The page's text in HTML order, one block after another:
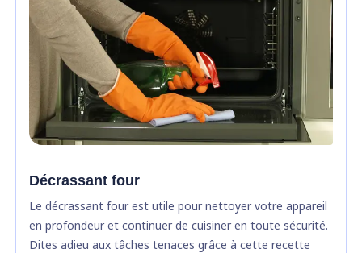
Décrassant four
Le décrassant four est utile pour nettoyer votre appareil
en profondeur et continuer de cuisiner en toute sécurité.
Dites adieu aux tâches tenaces grâce à cette recette